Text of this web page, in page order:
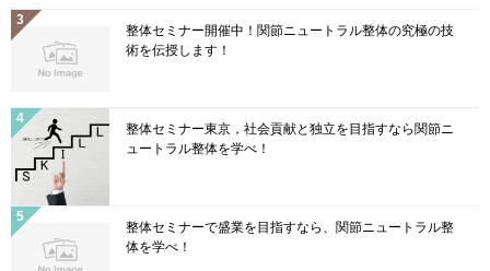
整体セミナー開催中！関節ニュートラル整体の究極の技
術を伝授します！
整体セミナー東京，社会貢献と独立を目指すなら関節ニ
ュートラル整体を学べ！
整体セミナーで盛業を目指すなら、関節ニュートラル整
体を学べ！